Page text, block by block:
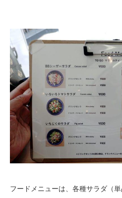
フードメニューは、各種サラダ（